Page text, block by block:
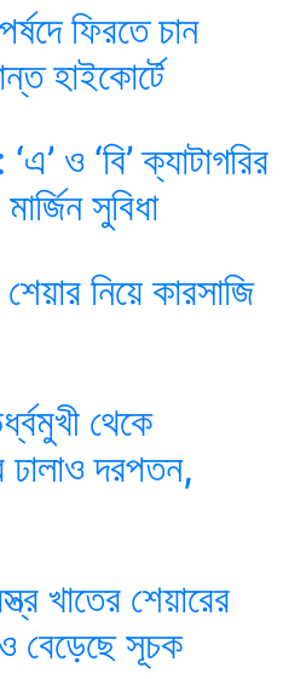
ফিরতে চান
হাইকোর্টে
ও ‘বি’ ক্যাটাগরির
সুবিধা
নিয়ে কারসাজি
থেকে
ঢালাও দরপতন,
খাতের শেয়ারের
বেড়েছে সূচক